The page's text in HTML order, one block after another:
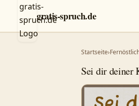
gratis-spruch.de
Startseite›
Sei dir deiner